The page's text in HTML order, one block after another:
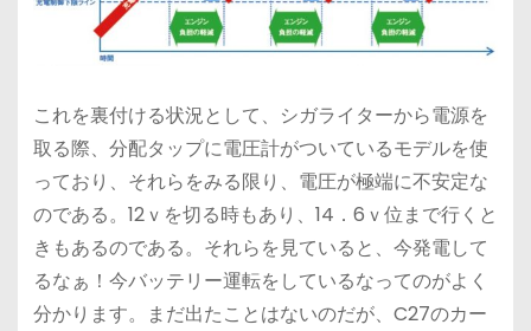
これを裏付ける状況として、シガライターから電源を
取る際、分配タップに電圧計がついているモデルを使
っており、それらをみる限り、電圧が極端に不安定な
のである。12ｖを切る時もあり、14．6ｖ位まで行くと
きもあるのである。それらを見ていると、今発電して
るなぁ！今バッテリー運転をしているなってのがよく
分かります。まだ出たことはないのだが、C27のカー